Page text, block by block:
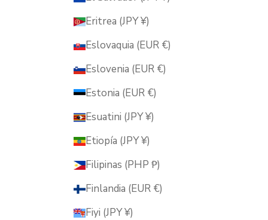
Eritrea (JPY ¥)
Eslovaquia (EUR €)
Eslovenia (EUR €)
Estonia (EUR €)
Esuatini (JPY ¥)
Etiopía (JPY ¥)
Filipinas (PHP ₱)
Finlandia (EUR €)
Fiyi (JPY ¥)